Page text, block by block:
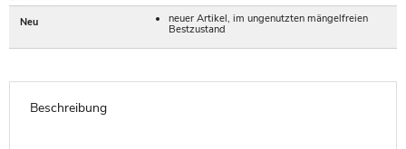
Neu
neuer Artikel, im ungenutzten mängelfreien
Bestzustand
Beschreibung